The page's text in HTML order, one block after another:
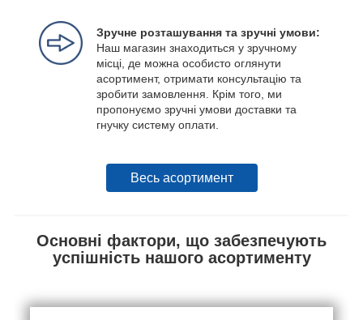
Зручне розташування та зручні умови:
Наш магазин знаходиться у зручному
місці, де можна особисто оглянути
асортимент, отримати консультацію та
зробити замовлення. Крім того, ми
пропонуємо зручні умови доставки та
гнучку систему оплати.
Весь асортимент
Основні фактори, що забезпечують
успішність нашого асортименту